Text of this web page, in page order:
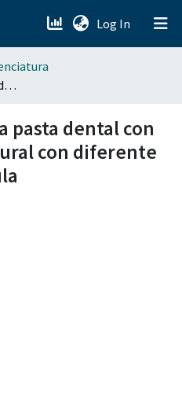
Log In (current)
Elaboración de una pasta dental con hidroxiapatita natural con diferente tamaño de partícula
pasta dental con
con diferente